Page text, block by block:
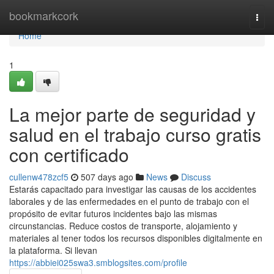
bookmarkcork
Home
Home
1
La mejor parte de seguridad y
salud en el trabajo curso gratis
con certificado
cullenw478zcf5 507 days ago News
Discuss
Estarás capacitado para investigar las causas de los accidentes
laborales y de las enfermedades en el punto de trabajo con el
propósito de evitar futuros incidentes bajo las mismas
circunstancias. Reduce costos de transporte, alojamiento y
materiales al tener todos los recursos disponibles digitalmente en
la plataforma. Si llevan
https://abbiei025swa3.smblogsites.com/profile